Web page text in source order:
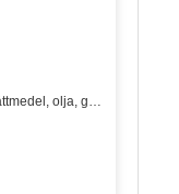
olja, grönsaker, frukt